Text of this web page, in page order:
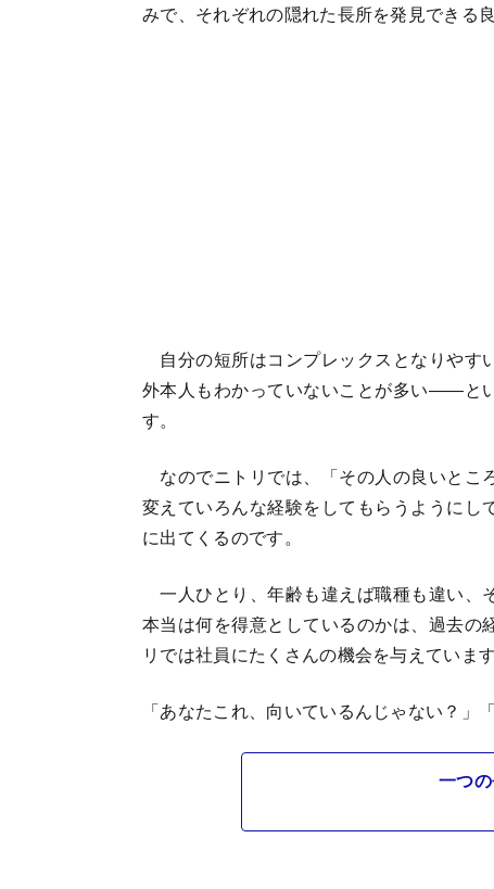
みで、それぞれの隠れた長所を発見できる
自分の短所はコンプレックスとなりやす
外本人もわかっていないことが多い――と
す。
なのでニトリでは、「その人の良いとこ
変えていろんな経験をしてもらうように
に出てくるのです。
一人ひとり、年齢も違えば職種も違い、
本当は何を得意としているのかは、過去の
リでは社員にたくさんの機会を与えています
「あなたこれ、向いているんじゃない？」
一つ